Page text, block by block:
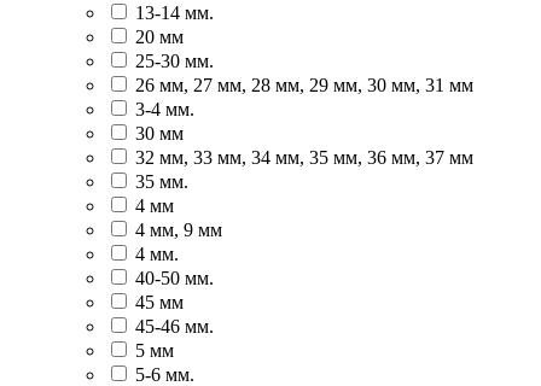
13-14 мм.
20 мм
25-30 мм.
26 мм, 27 мм, 28 мм, 29 мм, 30 мм, 31 мм
3-4 мм.
30 мм
32 мм, 33 мм, 34 мм, 35 мм, 36 мм, 37 мм
35 мм.
4 мм
4 мм, 9 мм
4 мм.
40-50 мм.
45 мм
45-46 мм.
5 мм
5-6 мм.